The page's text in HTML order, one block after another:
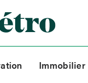
Immobilier